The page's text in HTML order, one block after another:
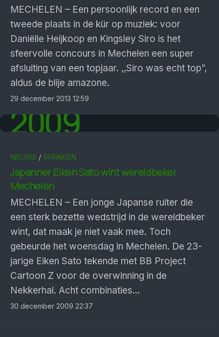
MECHELEN – Een persoonlijk record en een
tweede plaats in de kür op muziek: voor
Daniëlle Heijkoop en Kingsley Siro is het
sfeervolle concours in Mechelen een super
afsluiting van een topjaar. ,,Siro was echt top”,
aldus de blije amazone.
29 december 2013 12:59
2009
NIEUWS / SPRINGEN
Japanner Eiken Sato wint wereldbeker
Mechelen
MECHELEN – Een jonge Japanse ruiter die
een sterk bezette wedstrijd in de wereldbeker
wint, dat maak je niet vaak mee. Toch
gebeurde het woensdag in Mechelen. De 23-
jarige Eiken Sato tekende met BB Project
Cartoon Z voor de overwinning in de
Nekkerhal. Acht combinaties...
30 december 2009 22:37